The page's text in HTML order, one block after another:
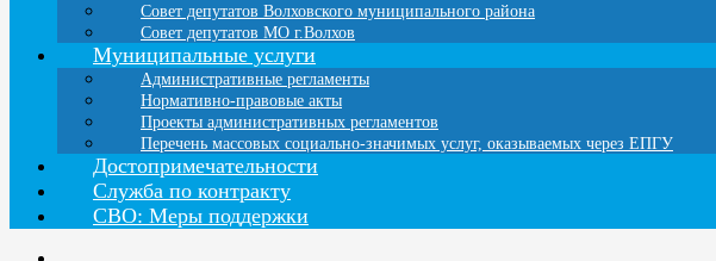
Совет депутатов Волховского муниципального района
Совет депутатов МО г.Волхов
Муниципальные услуги
Административные регламенты
Нормативно-правовые акты
Проекты административных регламентов
Перечень массовых социально-значимых услуг, оказываемых через ЕПГУ
Достопримечательности
Служба по контракту
СВО: Меры поддержки